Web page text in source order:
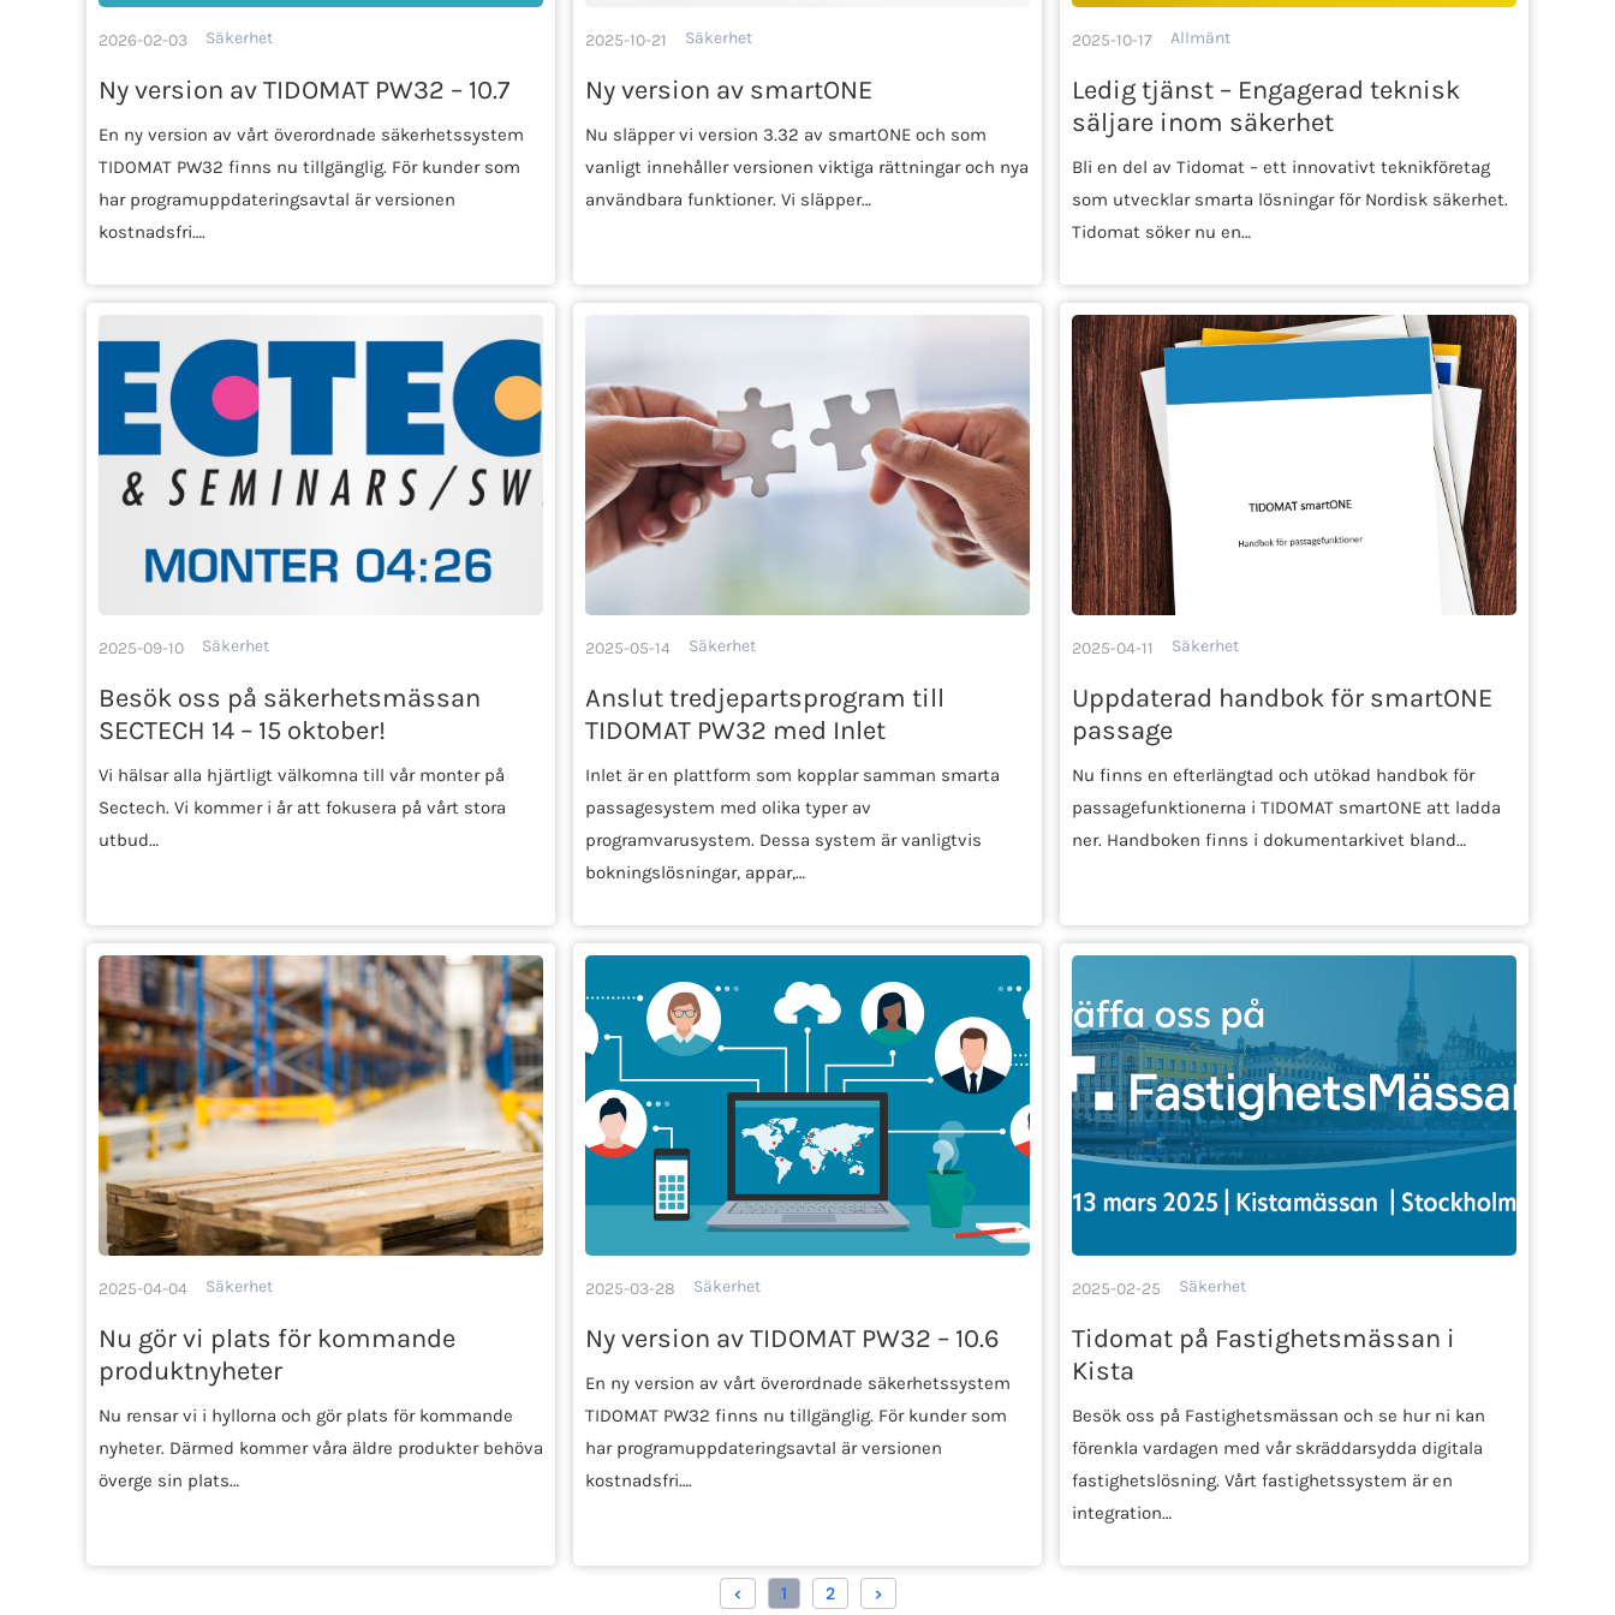
Ny version av TIDOMAT PW32 – 10.7
2026-02-03 Säkerhet
En ny version av vårt överordnade säkerhetssystem
TIDOMAT PW32 finns nu tillgänglig. För kunder som
har programuppdateringsavtal är versionen
kostnadsfri….
Ny version av smartONE
2025-10-21 Säkerhet
Nu släpper vi version 3.32 av smartONE och som
vanligt innehåller versionen viktiga rättningar och nya
användbara funktioner. Vi släpper…
Ledig tjänst – Engagerad teknisk
säljare inom säkerhet
2025-10-17 Allmänt
Bli en del av Tidomat – ett innovativt teknikföretag
som utvecklar smarta lösningar för Nordisk säkerhet.
Tidomat söker nu en…
Besök oss på säkerhetsmässan
SECTECH 14 – 15 oktober!
2025-09-10 Säkerhet
Vi hälsar alla hjärtligt välkomna till vår monter på
Sectech. Vi kommer i år att fokusera på vårt stora
utbud…
Anslut tredjepartsprogram till
TIDOMAT PW32 med Inlet
2025-05-14 Säkerhet
Inlet är en plattform som kopplar samman smarta
passagesystem med olika typer av
programvarusystem. Dessa system är vanligtvis
bokningslösningar, appar,…
Uppdaterad handbok för smartONE
passage
2025-04-11 Säkerhet
Nu finns en efterlängtad och utökad handbok för
passagefunktionerna i TIDOMAT smartONE att ladda
ner. Handboken finns i dokumentarkivet bland…
Nu gör vi plats för kommande
produktnyheter
2025-04-04 Säkerhet
Nu rensar vi i hyllorna och gör plats för kommande
nyheter. Därmed kommer våra äldre produkter behöva
överge sin plats…
Ny version av TIDOMAT PW32 – 10.6
2025-03-28 Säkerhet
En ny version av vårt överordnade säkerhetssystem
TIDOMAT PW32 finns nu tillgänglig. För kunder som
har programuppdateringsavtal är versionen
kostnadsfri….
Tidomat på Fastighetsmässan i
Kista
2025-02-25 Säkerhet
Besök oss på Fastighetsmässan och se hur ni kan
förenkla vardagen med vår skräddarsydda digitala
fastighetslösning. Vårt fastighetssystem är en
integration…
< 1 2 >